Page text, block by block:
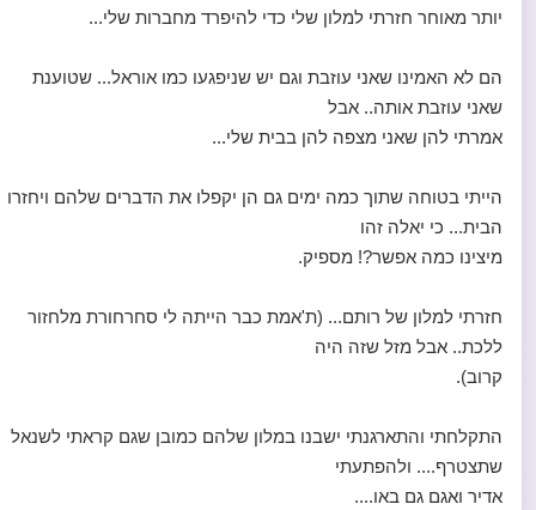
יותר מאוחר חזרתי למלון שלי כדי להיפרד מחברות שלי...
הם לא האמינו שאני עוזבת וגם יש שניפגעו כמו אוראל... שטוענת
שאני עוזבת אותה.. אבל
אמרתי להן שאני מצפה להן בבית שלי...
הייתי בטוחה שתוך כמה ימים גם הן יקפלו את הדברים שלהם ויחזרו
הבית... כי יאלה זהו
מיצינו כמה אפשר?! מספיק.
חזרתי למלון של רותם... (ת'אמת כבר הייתה לי סחרחורת מלחזור
ללכת.. אבל מזל שזה היה
קרוב).
התקלחתי והתארגנתי ישבנו במלון שלהם כמובן שגם קראתי לשנאל
שתצטרף.... ולהפתעתי
אדיר ואגם גם באו....